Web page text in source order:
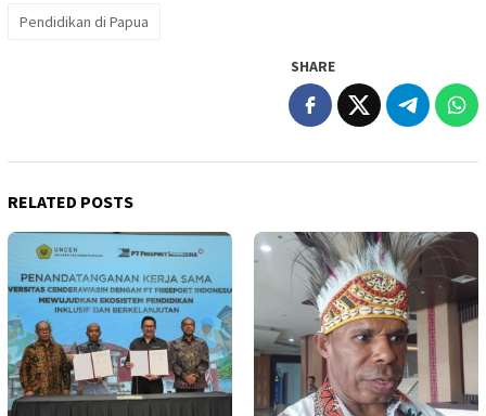
Pendidikan di Papua
SHARE
RELATED POSTS